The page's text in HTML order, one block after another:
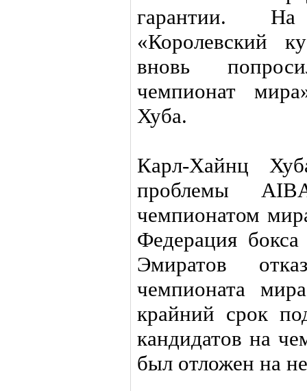
гарантии.
«Королевский
вновь
чемпионат
Хуба.
Карл-Хайнц
проблемы
чемпионатом
Федерация
Эмиратов
чемпионата
крайний срок
кандидатов на
был отложен на